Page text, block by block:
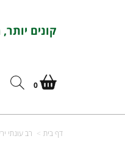
קונים יותר, משלמים פחות - 10%
0
דף בית רב עונתי